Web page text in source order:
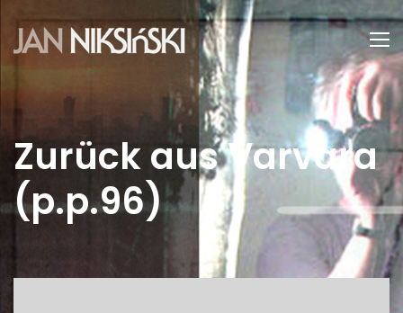
Zurück aus Varvara
(p.p.96)